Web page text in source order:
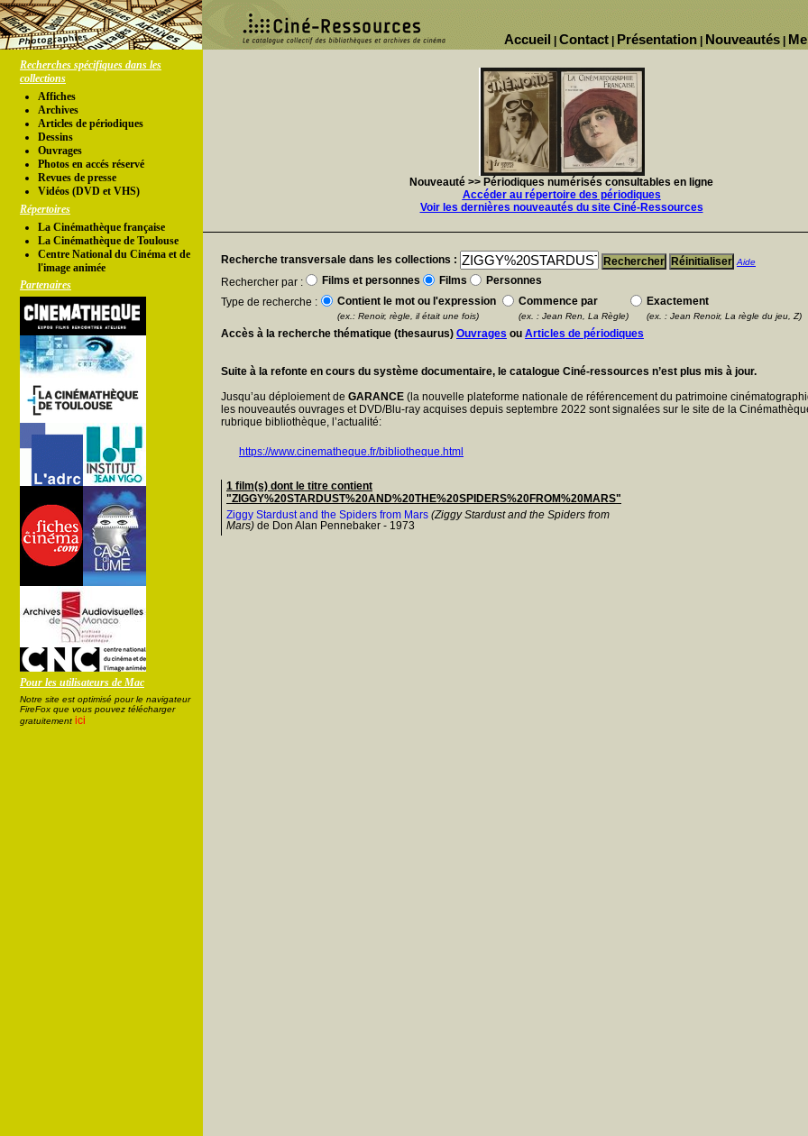
Nouveautés
Présentation
Contact
Accueil
Recherches spécifiques dans les
collections
Affiches
Archives
Articles de périodiques
Dessins
Ouvrages
Photos en accés réservé
Revues de presse
Vidéos (DVD et VHS)
Répertoires
La Cinémathèque française
La Cinémathèque de Toulouse
Centre National du Cinéma et de
l'image animée
Partenaires
Pour les utilisateurs de Mac
Notre site est optimisé pour le navigateur
FireFox que vous pouvez télécharger
gratuitement ici
Nouveauté >> Périodiques numérisés consultables en ligne
Accéder au répertoire des périodiques
Voir les dernières nouveautés du site Ciné-Ressources
Recherche transversale dans les collections : Aide
Rechercher par : Films et personnes Films
Personnes
Type de recherche :
Contient le mot ou l'expression Commence par Exactement
(ex.: Renoir, règle, il était une fois) (ex. : Jean Ren, La Règle) (ex. : Jean Renoir, La règle du jeu, Z)
Accès à la recherche thématique (thesaurus) Ouvrages ou Articles de périodiques
Suite à la refonte en cours du système documentaire, le catalogue Ciné-ressources n’est plus mis à jour.
Jusqu’au déploiement de GARANCE (la nouvelle plateforme nationale de référencement du patrimoine
les nouveautés ouvrages et DVD/Blu-ray acquises depuis septembre 2022 sont signalées sur le site de la
rubrique bibliothèque, l’actualité:
https://www.cinematheque.fr/bibliotheque.html
1 film(s) dont le titre contient
"ZIGGY%20STARDUST%20AND%20THE%20SPIDERS%20FROM%20MARS"
Ziggy Stardust and the Spiders from Mars (Ziggy Stardust and the Spiders from
Mars) de Don Alan Pennebaker - 1973